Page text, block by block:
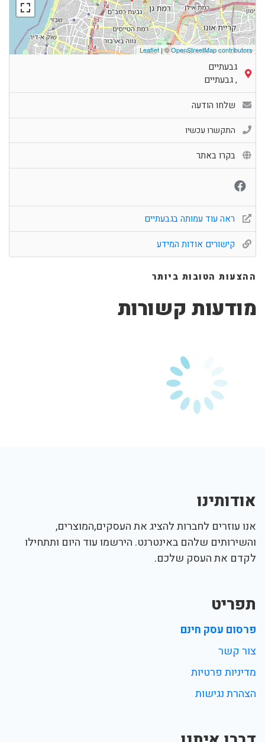
Leaflet| ©OpenStreetMap contributors
גבעתיים
,גבעתיים
שלחו הודעה
התקשרו עכשיו
בקרו באתר
ראה עוד עמותה בגבעתיים
קישורים אודות המידע
ההצעות הטובות ביותר
מודעות קשורות
אודותינו
אנו עוזרים לחברות להציג את העסקים,המוצרים,
והשירותים שלהם באינטרנט. הירשמו עוד היום ותתחילו
לקדם את העסק שלכם.
תפריט
פרסום עסק חינם
צור קשר
מדיניות פרטיות
הצהרת נגישות